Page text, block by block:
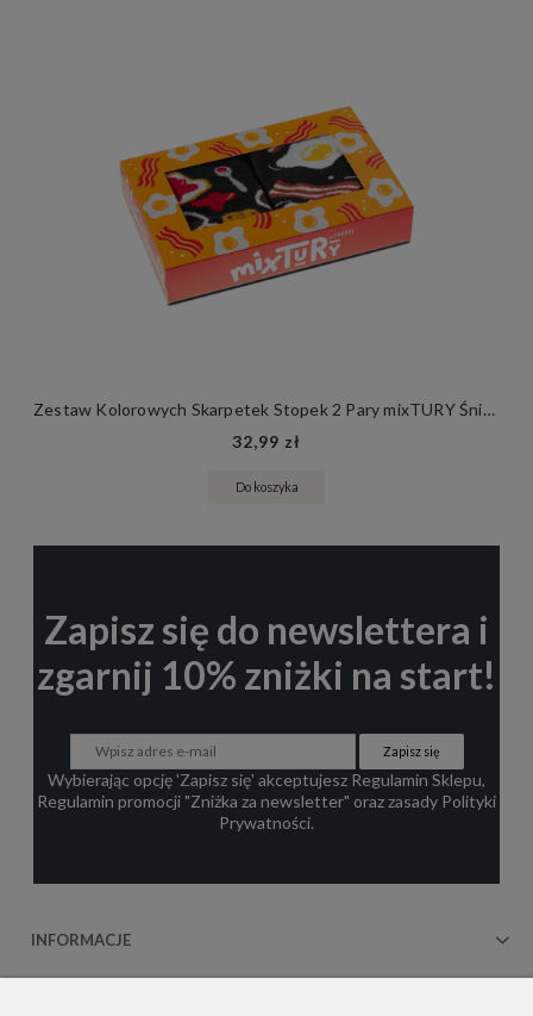
Zestaw Kolorowych Skarpetek Stopek 2 Pary mixTURY Śniadaniowe Śmieszne Damskie Męskie Angielskie Śniadanie Francuskie Śniadanie
32,99 zł
Do koszyka
Zapisz się do newslettera i
zgarnij 10% zniżki na start!
Zapisz się
Wybierając opcję 'Zapisz się' akceptujesz Regulamin Sklepu,
Regulamin promocji "Zniżka za newsletter" oraz zasady Polityki
Prywatności.
INFORMACJE